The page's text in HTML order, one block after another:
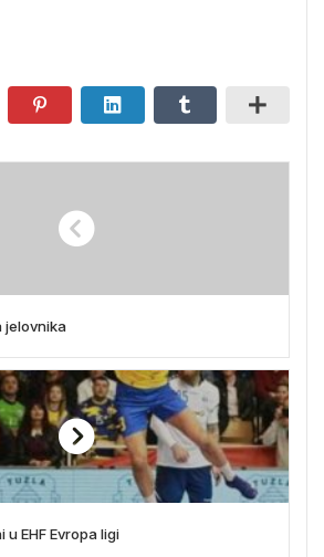
jelovnika
EHF Evropa ligi